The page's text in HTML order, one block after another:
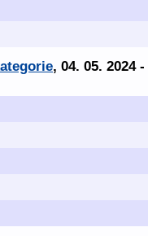
, 04. 05. 2024 -